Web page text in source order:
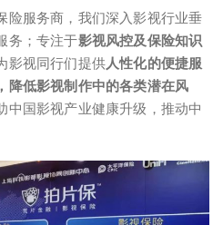
险服务商，我们深入影视行业垂
务；专注于影视风控及保险知识
影视同行们提供人性化的便捷服
降低影视制作中的各类潜在风
中国影视产业健康升级，推动中